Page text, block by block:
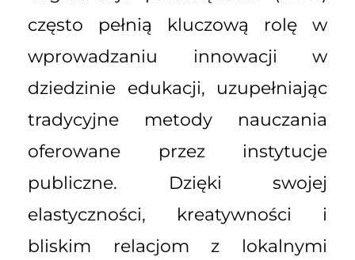
często pełnią kluczową rolę w
wprowadzaniu innowacji w
dziedzinie edukacji, uzupełniając
tradycyjne metody nauczania
oferowane przez instytucje
publiczne. Dzięki swojej
elastyczności, kreatywności i
bliskim relacjom z lokalnymi